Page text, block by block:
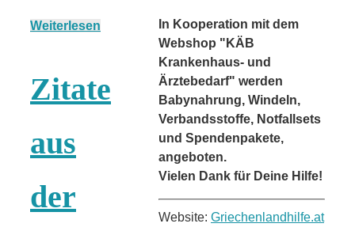
Weiterlesen
Zitate
aus
der
In Kooperation mit dem
Webshop "KÄB
Krankenhaus- und
Ärztebedarf" werden
Babynahrung, Windeln,
Verbandsstoffe, Notfallsets
und Spendenpakete,
angeboten.
Vielen Dank für Deine Hilfe!
Website: Griechenlandhilfe.at